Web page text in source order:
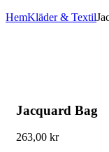
HemKläder & Textil
Jacquard Bag
263,00 kr